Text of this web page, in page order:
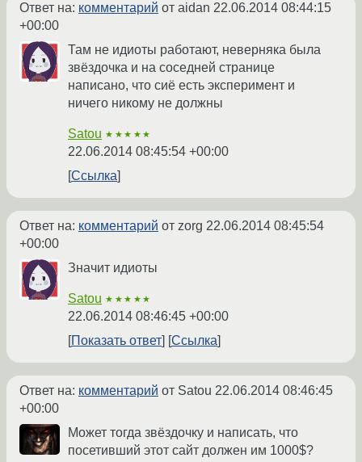
Ответ на: комментарий от aidan 22.06.2014 08:44:15
+00:00
Там не идиоты работают, неверняка была
звёздочка и на соседней странице
написано, что сиё есть эксперимент и
ничего никому не должны
Satou ★★★★★
22.06.2014 08:45:54 +00:00
Ссылка
Ответ на: комментарий от zorg 22.06.2014 08:45:54
+00:00
Значит идиоты
Satou ★★★★★
22.06.2014 08:46:45 +00:00
Показать ответ
Ссылка
Ответ на: комментарий от Satou 22.06.2014 08:46:45
+00:00
Может тогда звёздочку и написать, что
посетивший этот сайт должен им 1000$?